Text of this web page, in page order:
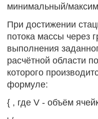
минимальный/
При достижении
потока массы через
выполнения
расчётной области
которого
формуле:
{ , где V - объём